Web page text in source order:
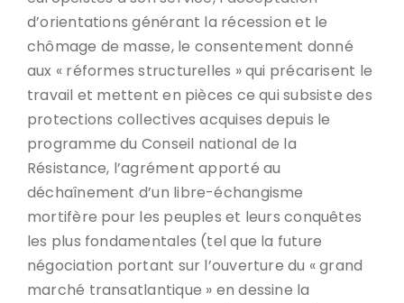
d’orientations générant la récession et le
chômage de masse, le consentement donné
aux « réformes structurelles » qui précarisent le
travail et mettent en pièces ce qui subsiste des
protections collectives acquises depuis le
programme du Conseil national de la
Résistance, l’agrément apporté au
déchaînement d’un libre-échangisme
mortifère pour les peuples et leurs conquêtes
les plus fondamentales (tel que la future
négociation portant sur l’ouverture du « grand
marché transatlantique » en dessine la